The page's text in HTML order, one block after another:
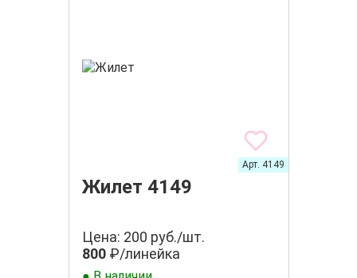
Жилет 4149
Арт. 4149
Цена: 200 руб./шт.
800₽/линейка